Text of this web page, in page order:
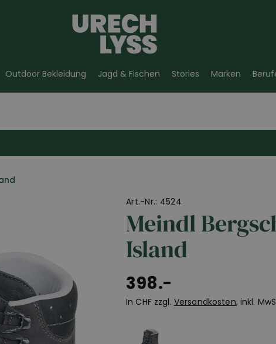
Outdoor Bekleidung Jagd & Fischen Stories Marken
Art.-Nr.: 4524
Meindl
Island
398.-
In CHF zzgl. Versandkosten, inkl.